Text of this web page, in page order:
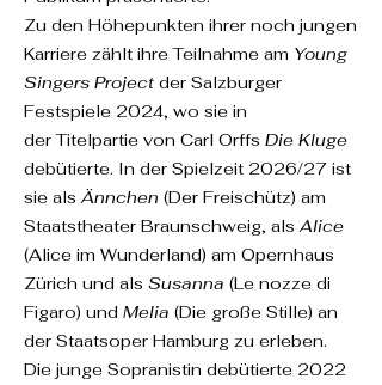
Zu den Höhepunkten ihrer noch jungen
Karriere zählt ihre Teilnahme am Young
Singers Project der Salzburger
Festspiele 2024, wo sie in
derTitelpartie von Carl Orffs Die Kluge
debütierte. In der Spielzeit 2026/27 ist
sie alsÄnnchen (Der Freischütz) am
Staatstheater Braunschweig, alsAlice
(Alice im Wunderland) am Opernhaus
Zürich und als Susanna (Le nozze di
Figaro) und Melia (Die große Stille) an
der Staatsoper Hamburg zu erleben.
Die junge Sopranistin debütierte 2022